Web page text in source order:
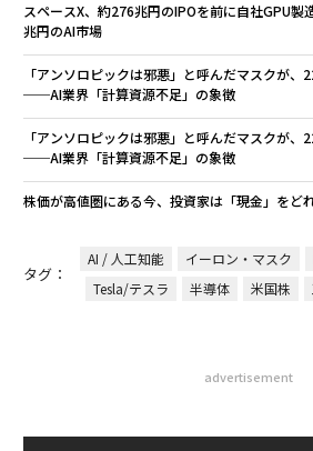
スペースX、約276兆円のIPOを前に自社GPU
兆円のAI市場
「アンソロピックは邪悪」と呼んだマスクが、
──AI業界「計算資源不足」の象徴
「アンソロピックは邪悪」と呼んだマスクが、
──AI業界「計算資源不足」の象徴
株価が高値圏にある今、投資家は「現金」をど
タグ：
AI / 人工知能 イーロン・マスク
Tesla/テスラ
半導体 米国株
advertisement